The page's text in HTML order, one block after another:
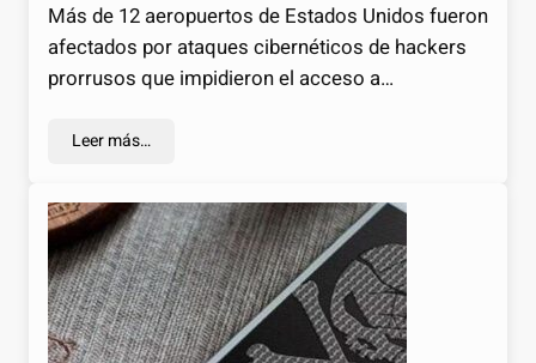
Más de 12 aeropuertos de Estados Unidos fueron
afectados por ataques cibernéticos de hackers
prorrusos que impidieron el acceso a…
Leer más…